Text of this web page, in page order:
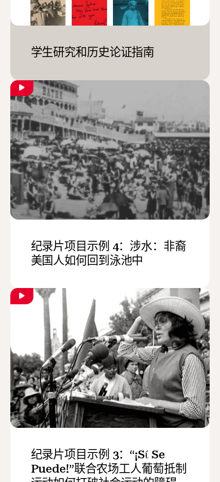
学生研究和历史论证指南
纪录片项目示例 4：涉水：非裔
美国人如何回到泳池中
纪录片项目示例 3：“¡Sί Se
Puede!”联合农场工人葡萄抵制